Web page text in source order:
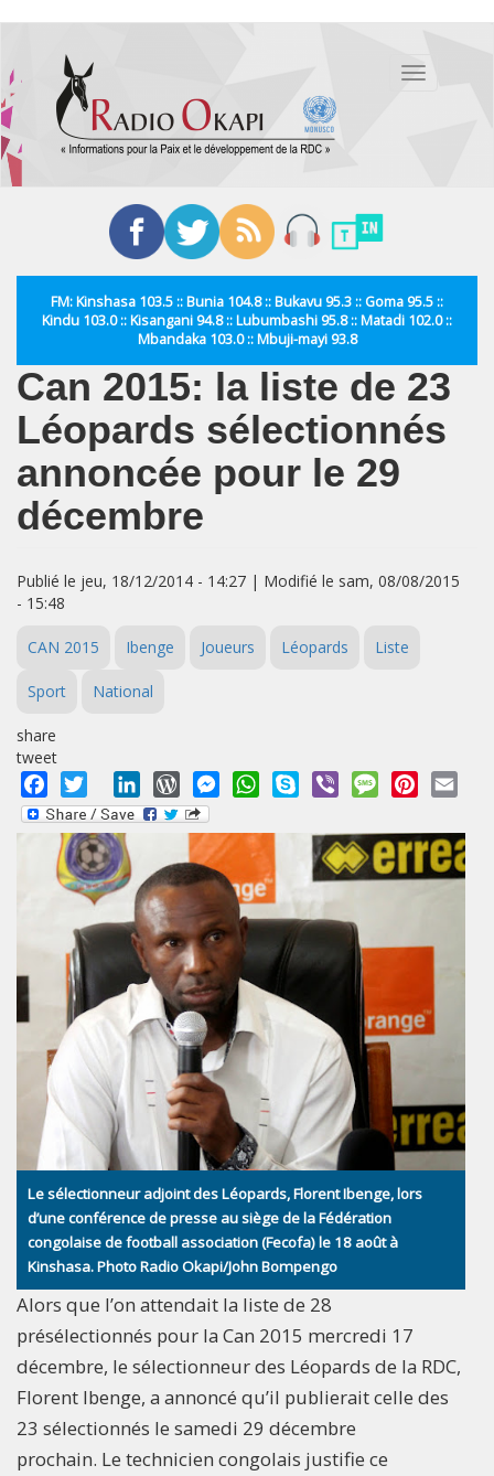
contenu
principal
Toggle
FM: Kinshasa 103.5 :: Bunia 104.8 :: Bukavu 95.3 :: Goma 95.5 ::
Kindu 103.0 :: Kisangani 94.8 :: Lubumbashi 95.8 :: Matadi 102.0 ::
Mbandaka 103.0 :: Mbuji-mayi 93.8
Can 2015: la liste de 23
Léopards sélectionnés
annoncée pour le 29
décembre
Publié le jeu, 18/12/2014 - 14:27 | Modifié le sam, 08/08/2015
- 15:48
CAN 2015 Ibenge Joueurs Léopards Liste
Sport National
share
tweet
Facebook
Twitter LinkedInWordPressMessengerWhatsApp
Skype Viber MessagePinterest
Le sélectionneur adjoint des Léopards, Florent Ibenge, lors
d’une conférence de presse au siège de la Fédération
congolaise de football association (Fecofa) le 18 août à
Kinshasa. Photo Radio Okapi/John Bompengo
Alors que l’on attendait la liste de 28
présélectionnés pour la Can 2015 mercredi 17
décembre, le sélectionneur des Léopards de la RDC,
Florent Ibenge, a annoncé qu’il publierait celle des
23 sélectionnés le samedi 29 décembre
prochain. Le technicien congolais justifie ce